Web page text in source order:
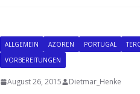
ALLGEMEIN AZOREN PORTUGAL
VORBEREITUNGEN
August 26, 2015 Dietmar_Henke